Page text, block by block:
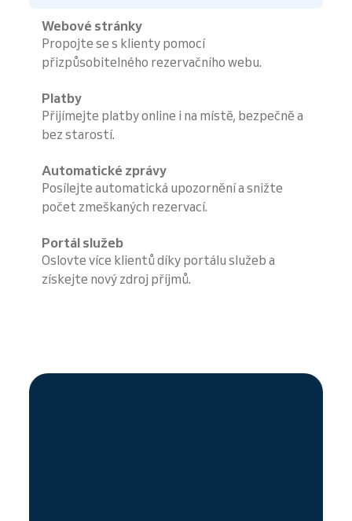
Webové stránky
Propojte se s klienty pomocí
přizpůsobitelného rezervačního webu.
Platby
Přijímejte platby online i na místě, bezpečně a
bez starostí.
Automatické zprávy
Posílejte automatická upozornění a snižte
počet zmeškaných rezervací.
Portál služeb
Oslovte více klientů díky portálu služeb a
získejte nový zdroj příjmů.